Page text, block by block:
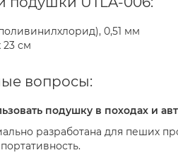
0,51 мм
23 см
вопросы:
подушку в походах и
разработана для пеших